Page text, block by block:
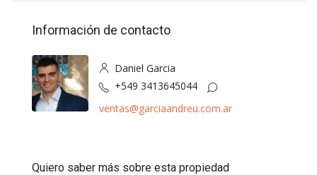
Información de contacto
Daniel Garcia
+549 3413645044
ventas@garciaandreu.com.ar
Quiero saber más sobre esta propiedad